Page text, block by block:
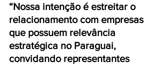
“Nossa intenção é estreitar o
relacionamento com empresas
que possuem relevância
estratégica no Paraguai,
convidando representantes